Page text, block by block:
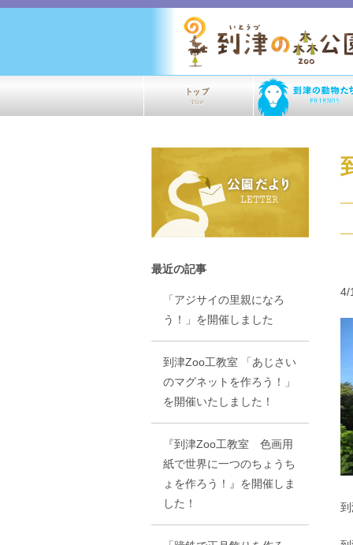
4/
最近の記事
「アジサイの里親になろ
う！」を開催しました
到津Zoo工教室 「あじさい
のマグネットを作ろう！」
を開催いたしました！
『到津Zoo工教室 色画用
紙で世界に一つのちょうち
ょを作ろう！』を開催しま
した！